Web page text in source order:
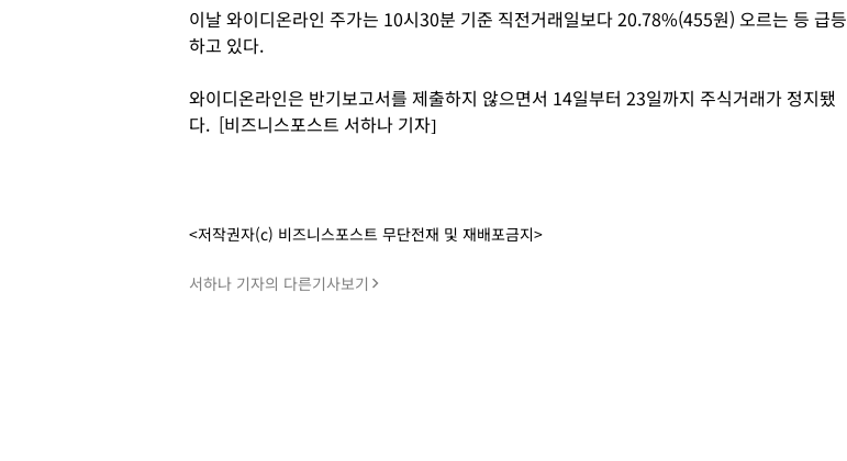
이날 와이디온라인 주가는 10시30분 기준 직전거래일보다 20.78%(455원) 오르는 등 급등
하고 있다.
와이디온라인은 반기보고서를 제출하지 않으면서 14일부터 23일까지 주식거래가 정지됐
다. [비즈니스포스트 서하나 기자]
<저작권자(c) 비즈니스포스트 무단전재 및 재배포금지>
서하나 기자의 다른기사보기